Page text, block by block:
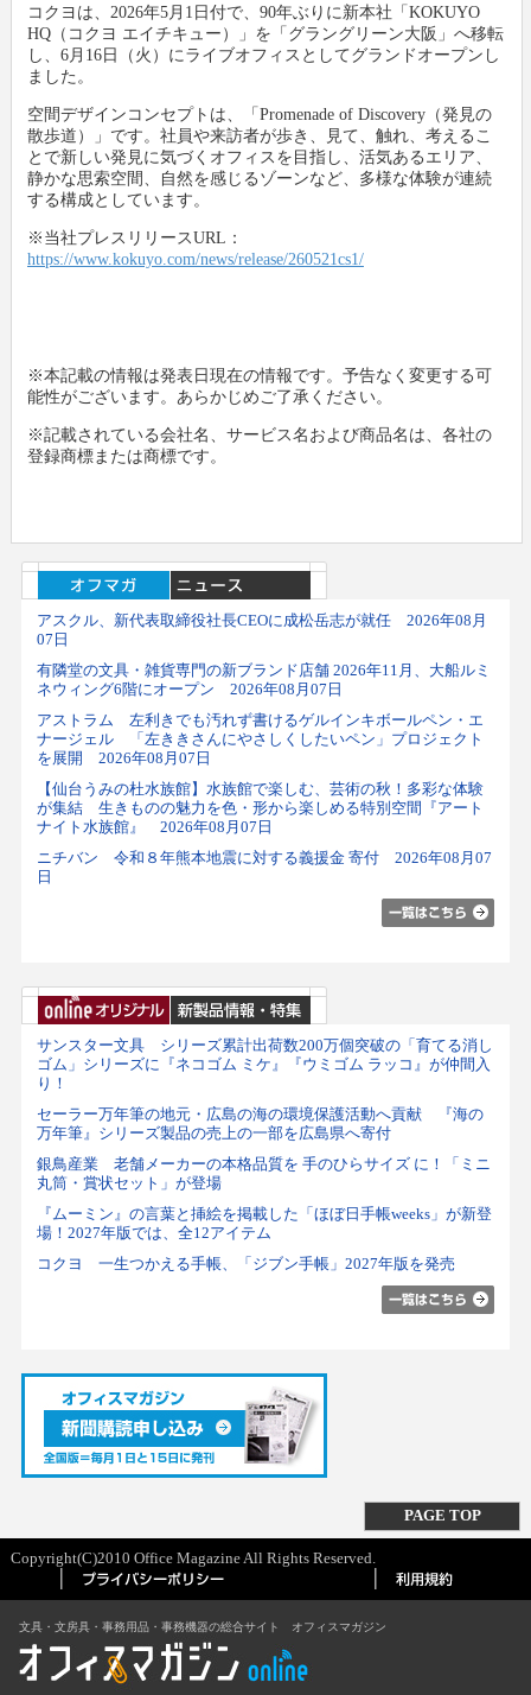
コクヨは、2026年5月1日付で、90年ぶりに新本社「KOKUYO
HQ（コクヨ エイチキュー）」を「グラングリーン大阪」へ移転
し、6月16日（火）にライブオフィスとしてグランドオープンし
ました。
空間デザインコンセプトは、「Promenade of Discovery（発見の
散歩道）」です。社員や来訪者が歩き、見て、触れ、考えるこ
とで新しい発見に気づくオフィスを目指し、活気あるエリア、
静かな思索空間、自然を感じるゾーンなど、多様な体験が連続
する構成としています。
※当社プレスリリースURL：
https://www.kokuyo.com/news/release/260521cs1/
※本記載の情報は発表日現在の情報です。予告なく変更する可
能性がございます。あらかじめご了承ください。
※記載されている会社名、サービス名および商品名は、各社の
登録商標または商標です。
アスクル、新代表取締役社長CEOに成松岳志が就任 2026年08月
07日
有隣堂の文具・雑貨専門の新ブランド店舗 2026年11月、大船ルミ
ネウィング6階にオープン 2026年08月07日
アストラム 左利きでも汚れず書けるゲルインキボールペン・エ
ナージェル 「左ききさんにやさしくしたいペン」プロジェクト
を展開 2026年08月07日
【仙台うみの杜水族館】水族館で楽しむ、芸術の秋！多彩な体験
が集結 生きものの魅力を色・形から楽しめる特別空間『アート
ナイト水族館』 2026年08月07日
ニチバン 令和８年熊本地震に対する義援金 寄付 2026年08月07
日
サンスター文具 シリーズ累計出荷数200万個突破の「育てる消し
ゴム」シリーズに『ネコゴム ミケ』『ウミゴム ラッコ』が仲間入
り！
セーラー万年筆の地元・広島の海の環境保護活動へ貢献 『海の
万年筆』シリーズ製品の売上の一部を広島県へ寄付
銀鳥産業 老舗メーカーの本格品質を 手のひらサイズ に！「ミニ
丸筒・賞状セット」が登場
『ムーミン』の言葉と挿絵を掲載した「ほぼ日手帳weeks」が新登
場！2027年版では、全12アイテム
コクヨ 一生つかえる手帳、「ジブン手帳」2027年版を発売
PAGE TOP
Copyright(C)2010 Office Magazine All Rights Reserved.
文具・文房具・事務用品・事務機器の総合サイト オフィスマガジン